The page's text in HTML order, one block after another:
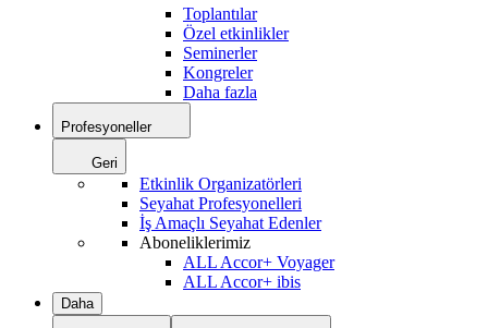
Toplantılar
Özel etkinlikler
Seminerler
Kongreler
Daha fazla
Profesyoneller
Geri
Etkinlik Organizatörleri
Seyahat Profesyonelleri
İş Amaçlı Seyahat Edenler
Aboneliklerimiz
ALL Accor+ Voyager
ALL Accor+ ibis
Daha